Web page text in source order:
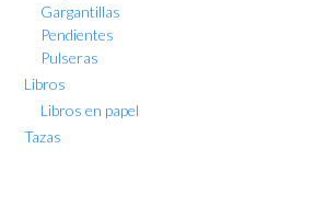
Gargantillas
Pendientes
Pulseras
Libros
Libros en papel
Tazas